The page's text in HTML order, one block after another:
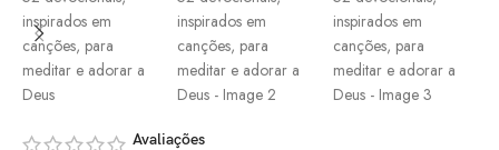
Avaliações